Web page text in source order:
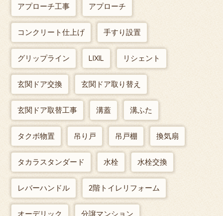
アプローチ工事 アプローチ
コンクリート仕上げ 手すり設置
グリップライン LIXIL リシェント
玄関ドア交換 玄関ドア取り替え
玄関ドア取替工事 溝蓋 溝ふた
タクボ物置 吊り戸 吊戸棚 換気扇
タカラスタンダード 水栓 水栓交換
レバーハンドル 2階トイレリフォーム
オーデリック 分譲マンション